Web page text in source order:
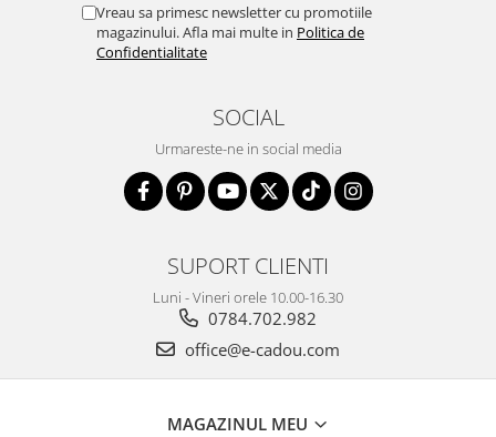
Vreau sa primesc newsletter cu promotiile
magazinului. Afla mai multe in Politica de
Confidentialitate
SOCIAL
Urmareste-ne in social media
SUPORT CLIENTI
Luni - Vineri orele 10.00-16.30
0784.702.982
office@e-cadou.com
MAGAZINUL MEU